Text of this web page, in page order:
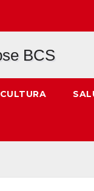
CULTURA